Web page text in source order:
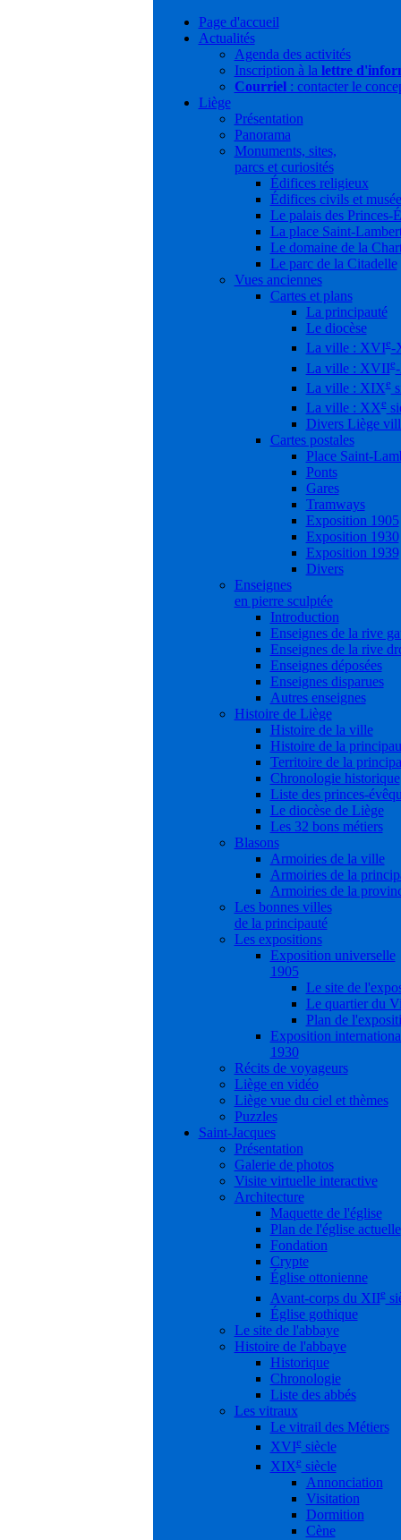
Page d'accueil
Actualités
Agenda des activités
Inscription à la lettre
Courriel: contacter le
Liège
Présentation
Panorama
Monuments, sites,
parcs et curiosités
Édifices religieux
Édifices civils et
Le palais des Princes-
La place Saint-
Le domaine de la
Le parc de la Citadelle
Vues anciennes
Cartes et plans
La principauté
Le diocèse
La ville : XVIe-
La ville : XVIIe
La ville : XIXe
La ville : XXe
Divers Liège
Cartes postales
Place Saint-
Ponts
Gares
Tramways
Exposition 1905
Exposition 1930
Exposition 1939
Divers
Enseignes
en pierre sculptée
Introduction
Enseignes de la rive
Enseignes de la rive
Enseignes déposées
Enseignes disparues
Autres enseignes
Histoire de Liège
Histoire de la ville
Histoire de la
Territoire de la
Chronologie historique
Liste des princes-
Le diocèse de Liège
Les 32 bons métiers
Blasons
Armoiries de la ville
Armoiries de la
Armoiries de la
Les bonnes villes
de la principauté
Les expositions
Exposition universelle
1905
Le site de
Le quartier du
Plan de
Exposition
1930
Récits de voyageurs
Liège en vidéo
Liège vue du ciel et thèmes
Puzzles
Saint-Jacques
Présentation
Galerie de photos
Visite virtuelle interactive
Architecture
Maquette de l'église
Plan de l'église actuelle
Fondation
Crypte
Église ottonienne
Avant-corps du XIIe
Église gothique
Le site de l'abbaye
Histoire de l'abbaye
Historique
Chronologie
Liste des abbés
Les vitraux
Le vitrail des Métiers
XVIesiècle
XIXesiècle
Annonciation
Visitation
Dormition
Cène